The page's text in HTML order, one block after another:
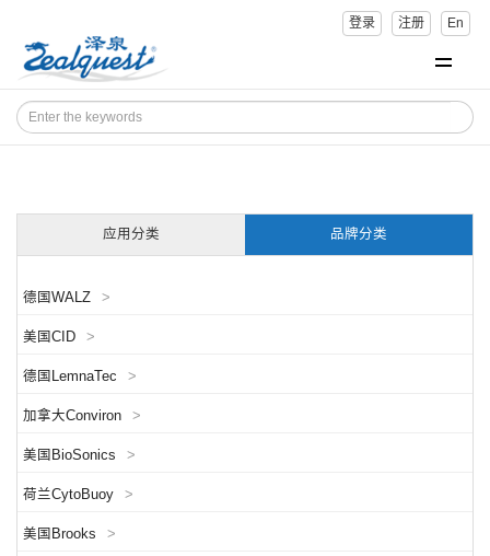
登录 注册 En
应用分类 品牌分类
德国WALZ >
美国CID >
德国LemnaTec >
加拿大Conviron >
美国BioSonics >
荷兰CytoBuoy >
美国Brooks >